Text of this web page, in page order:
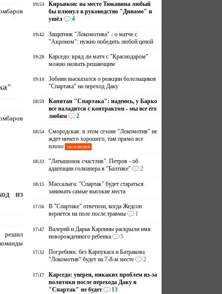
из
решил
19:53
Кирьяков: на месте Тюкавина любый
бы плюнул в руководство "Динамо" и
ушёл
4
19:42
Защитник "Локомотива" - о матче с
"Акроном": нужно победить любой ценой
19:28
Карседо: вряд ли матч с "Краснодаром"
можно назвать решающим
19:14
Зобнин высказался о реакции болельщиков
"Спартака" на переход Даку
18:59
Капитан "Спартака": надеюсь, у Барко
все наладится с контрактом - мы все его
любим
2
18:54
Смородская: в этом сезоне "Локомотив" не
ждет ничего хорошего, там прямо все
плохо эксклюзив
18:33
"Латышонок счастлив". Петров - об
адаптации голкипера в "Балтике"
2
18:15
Массалыга: "Спартак" будет стараться
занимать самые высокие места
17:56
В "Спартаке" ответили, когда Жедсон
вернется на поле после травмы
1
17:47
Валерий и Дарья Карпины раскрыли имя
новорожденного ребенка
5
17:32
Погребняк: без Карпукаса и Батракова
"Локомотив" будет на 7-8-м месте
2
17:17
Карседо: уверен, никаких проблем из-за
политики после перехода Даку в
"Спартак" не будет
13